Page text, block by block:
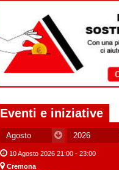
Eventi e iniziative
10 Agosto 2026 21:00 - 23:00
Cremona